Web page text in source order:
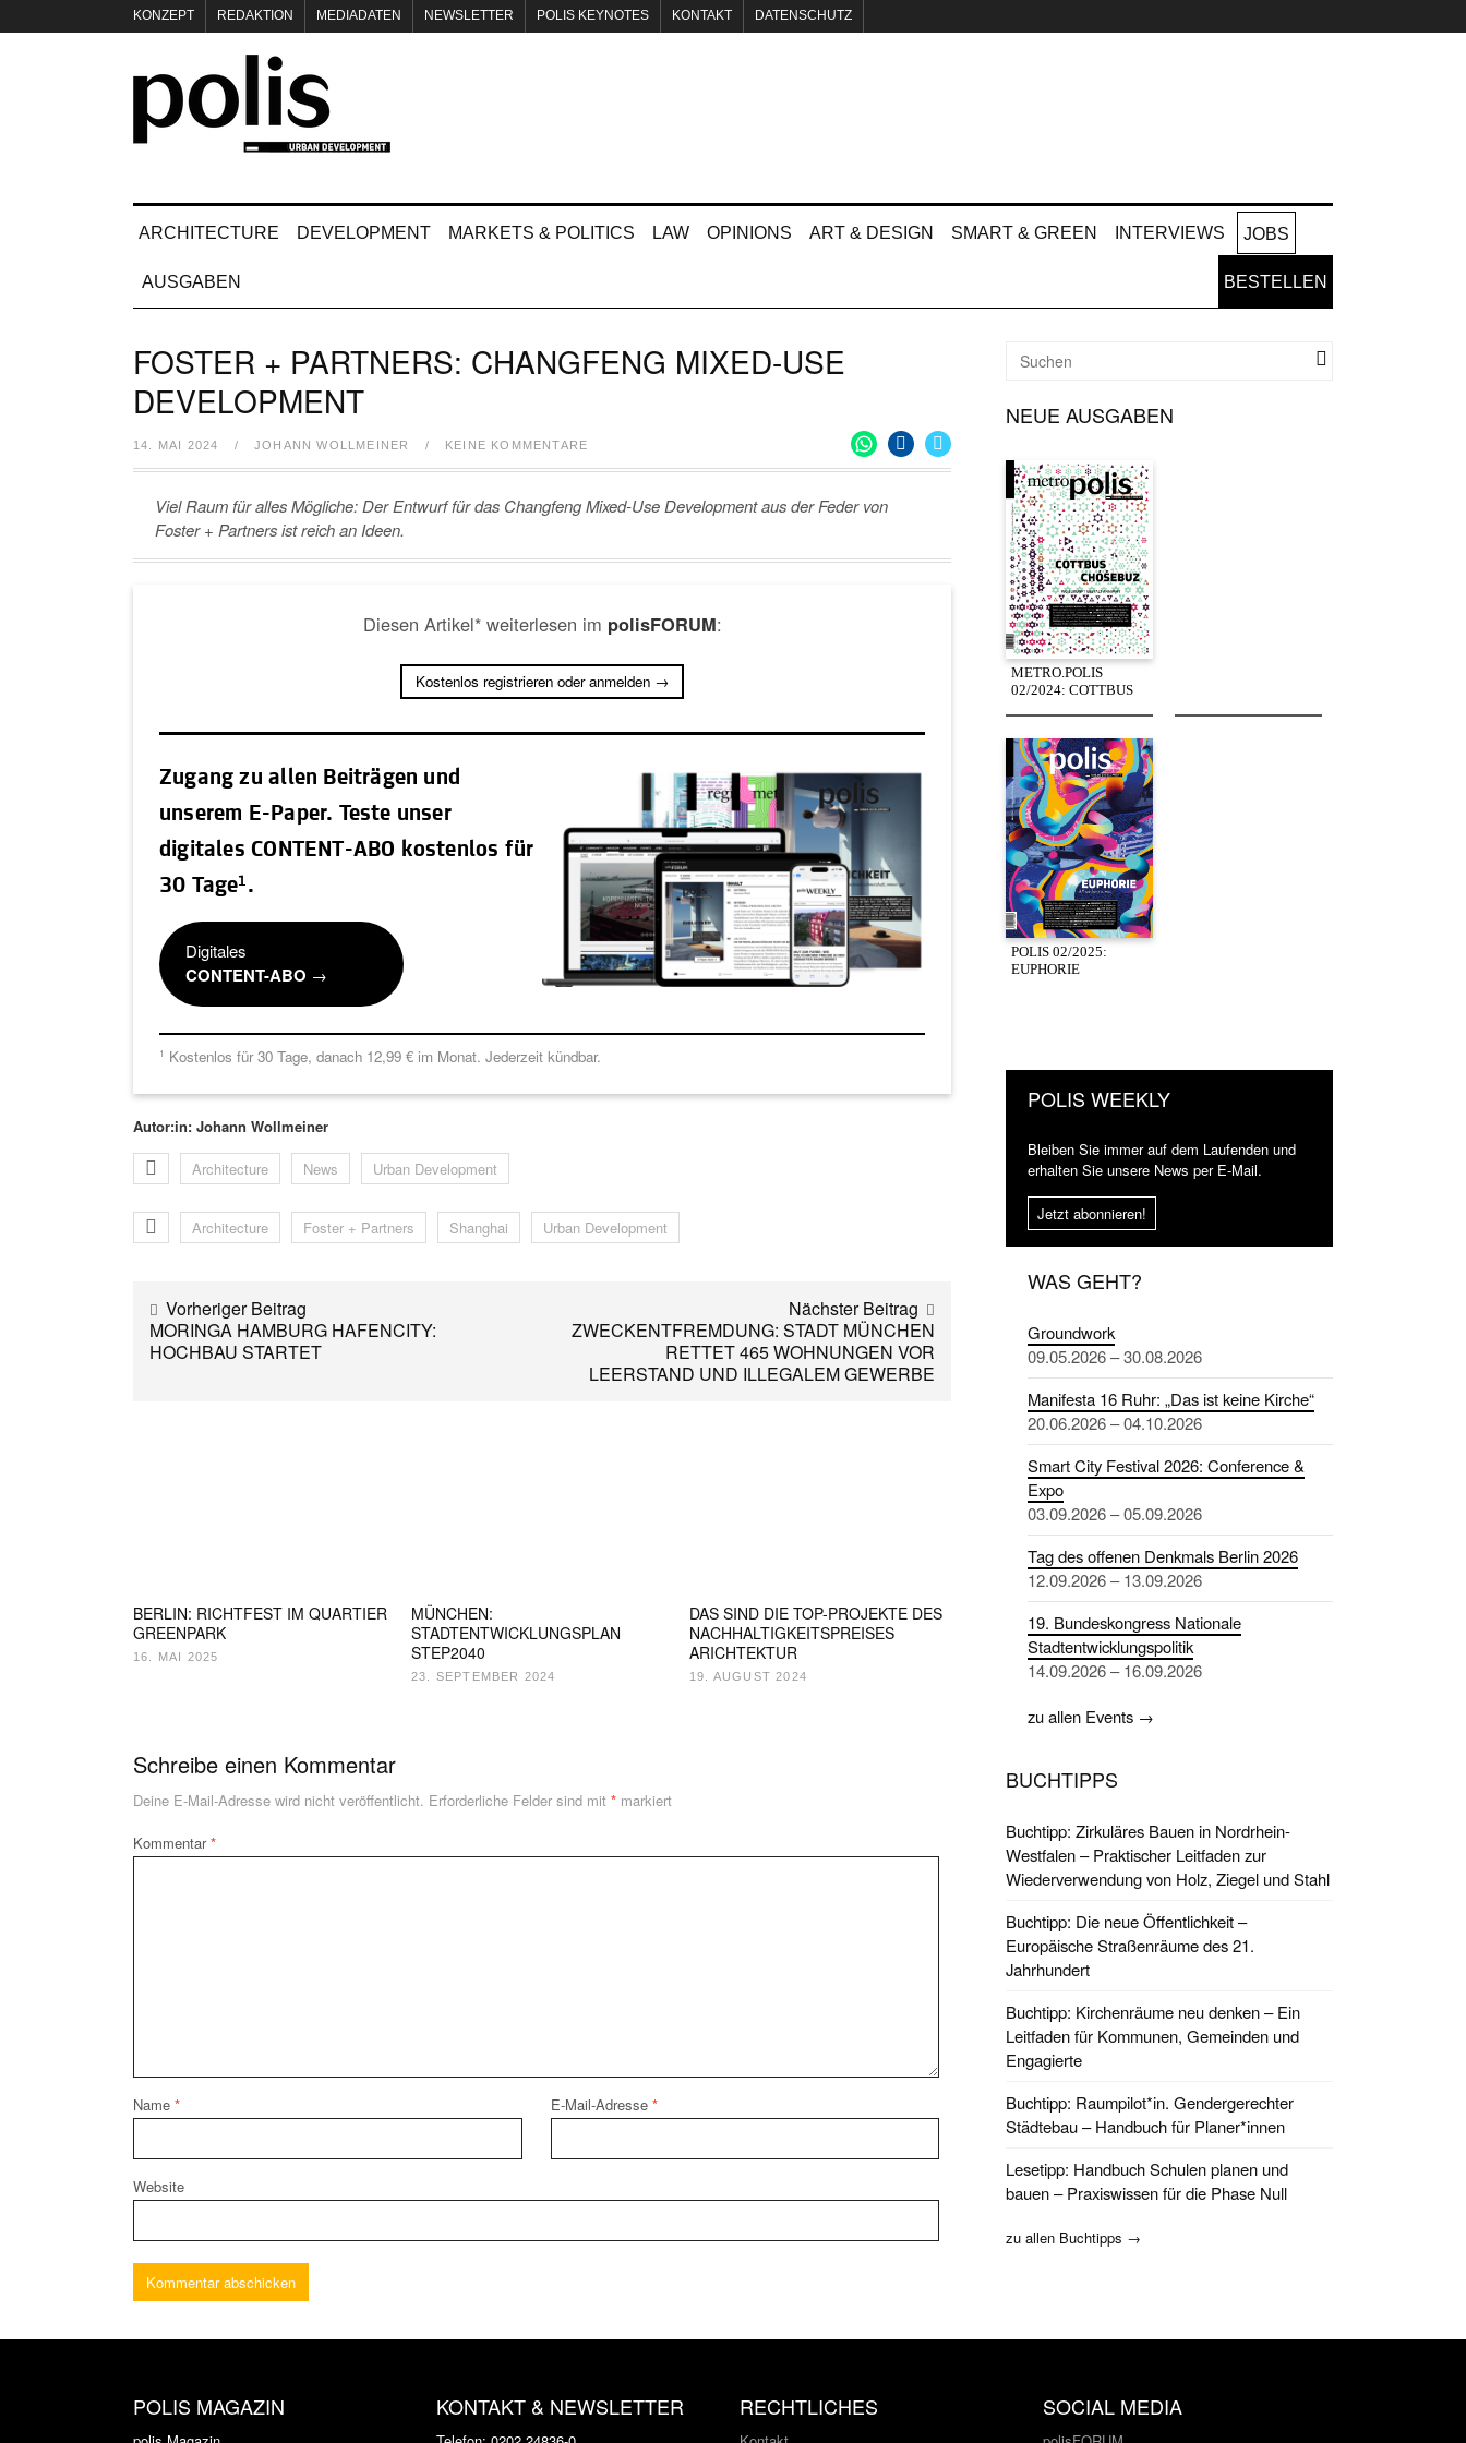
KONZEPT REDAKTION MEDIADATEN NEWSLETTER POLIS KEYNOTES KONTAKT DATENSCHUTZ
ARCHITECTURE DEVELOPMENT MARKETS & POLITICS LAW OPINIONS ART & DESIGN SMART & GREEN INTERVIEWS JOBS
AUSGABEN BESTELLEN
FOSTER + PARTNERS: CHANGFENG MIXED-USE
DEVELOPMENT
14. MAI 2024 / JOHANN WOLLMEINER / KEINE KOMMENTARE
Viel Raum für alles Mögliche: Der Entwurf für das Changfeng Mixed-Use Development aus der Feder von
Foster + Partners ist reich an Ideen.
Diesen Artikel* weiterlesen im polisFORUM:
Kostenlos registrieren oder anmelden →
Zugang zu allen Beiträgen und
unserem E-Paper. Teste unser
digitales CONTENT-ABO kostenlos für
30 Tage1 .
Digitales
CONTENT-ABO →
1 Kostenlos für 30 Tage, danach 12,99 € im Monat. Jederzeit kündbar.
Autor:in: Johann Wollmeiner
Architecture News Urban Development
Architecture Foster + Partners Shanghai Urban Development
Vorheriger Beitrag
MORINGA HAMBURG HAFENCITY:
HOCHBAU STARTET
Nächster Beitrag
ZWECKENTFREMDUNG: STADT MÜNCHEN
RETTET 465 WOHNUNGEN VOR
LEERSTAND UND ILLEGALEM GEWERBE
BERLIN: RICHTFEST IM QUARTIER
GREENPARK
16. MAI 2025
MÜNCHEN:
STADTENTWICKLUNGSPLAN
STEP2040
23. SEPTEMBER 2024
DAS SIND DIE TOP-PROJEKTE DES
NACHHALTIGKEITSPREISES
ARICHTEKTUR
19. AUGUST 2024
Schreibe einen Kommentar
Deine E-Mail-Adresse wird nicht veröffentlicht. Erforderliche Felder sind mit * markiert
Kommentar*
Name * E-Mail-Adresse *
Website
NEUE AUSGABEN
METRO.POLIS
02/2024: COTTBUS
POLIS 02/2025:
EUPHORIE
POLIS WEEKLY
Bleiben Sie immer auf dem Laufenden und
erhalten Sie unsere News per E-Mail.
Jetzt abonnieren!
WAS GEHT?
Groundwork
09.05.2026 – 30.08.2026
Manifesta 16 Ruhr: „Das ist keine Kirche“
20.06.2026 – 04.10.2026
Smart City Festival 2026: Conference &
Expo
03.09.2026 – 05.09.2026
Tag des offenen Denkmals Berlin 2026
12.09.2026 – 13.09.2026
19. Bundeskongress Nationale
Stadtentwicklungspolitik
14.09.2026 – 16.09.2026
zu allen Events →
BUCHTIPPS
Buchtipp: Zirkuläres Bauen in Nordrhein-
Westfalen – Praktischer Leitfaden zur
Wiederverwendung von Holz, Ziegel und Stahl
Buchtipp: Die neue Öffentlichkeit –
Europäische Straßenräume des 21.
Jahrhundert
Buchtipp: Kirchenräume neu denken – Ein
Leitfaden für Kommunen, Gemeinden und
Engagierte
Buchtipp: Raumpilot*in. Gendergerechter
Städtebau – Handbuch für Planer*innen
Lesetipp: Handbuch Schulen planen und
bauen – Praxiswissen für die Phase Null
zu allen Buchtipps →
POLIS MAGAZIN KONTAKT & NEWSLETTER RECHTLICHES SOCIAL MEDIA